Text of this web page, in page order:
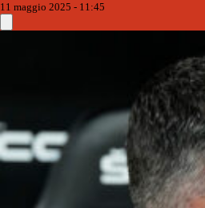
11 maggio 2025 - 11:45